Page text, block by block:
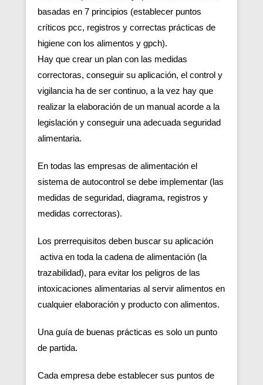
basadas en 7 principios (establecer puntos
críticos pcc, registros y correctas prácticas de
higiene con los alimentos y gpch).
Hay que crear un plan con las medidas
correctoras, conseguir su aplicación, el control y
vigilancia ha de ser continuo, a la vez hay que
realizar la elaboración de un manual acorde a la
legislación y conseguir una adecuada seguridad
alimentaria.
En todas las empresas de alimentación el
sistema de autocontrol se debe implementar (las
medidas de seguridad, diagrama, registros y
medidas correctoras).
Los prerrequisitos deben buscar su aplicación
activa en toda la cadena de alimentación (la
trazabilidad), para evitar los peligros de las
intoxicaciones alimentarias al servir alimentos en
cualquier elaboración y producto con alimentos.
Una guía de buenas prácticas es solo un punto
de partida.
Cada empresa debe establecer sus puntos de